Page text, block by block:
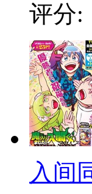
评分:
入间